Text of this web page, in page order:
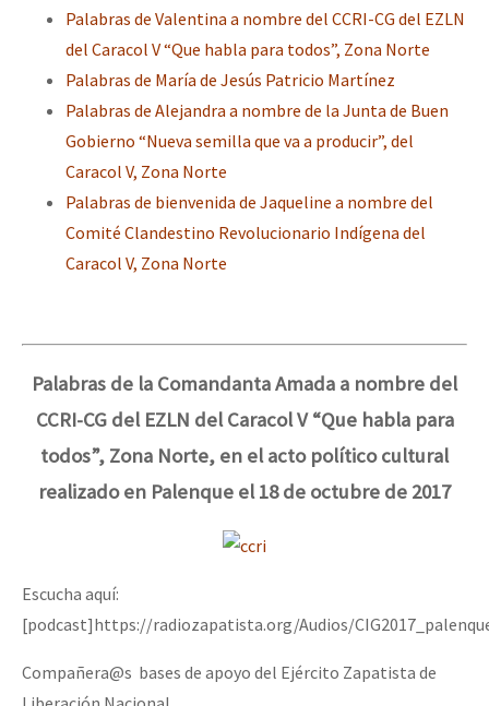
Palabras de Valentina a nombre del CCRI-CG del EZLN
del Caracol V “Que habla para todos”, Zona Norte
Palabras de María de Jesús Patricio Martínez
Palabras de Alejandra a nombre de la Junta de Buen
Gobierno “Nueva semilla que va a producir”, del
Caracol V, Zona Norte
Palabras de bienvenida de Jaqueline a nombre del
Comité Clandestino Revolucionario Indígena del
Caracol V, Zona Norte
Palabras de la Comandanta Amada a nombre del
CCRI-CG del EZLN del Caracol V “Que habla para
todos”, Zona Norte, en el acto político cultural
realizado en Palenque el 18 de octubre de 2017
Escucha aquí:
[podcast]https://radiozapatista.org/Audios/
Compañera@s bases de apoyo del Ejército Zapatista de